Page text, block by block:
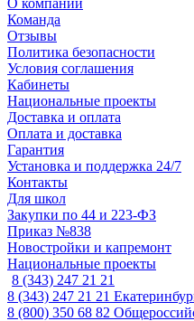
О компании
Команда
Отзывы
Политика безопасности
Условия соглашения
Кабинеты
Национальные проекты
Доставка и оплата
Оплата и доставка
Гарантия
Установка и поддержка 24/7
Контакты
Для школ
Закупки по 44 и 223-ФЗ
Приказ №838
Новостройки и капремонт
Национальные проекты
8 (343) 247 21 21
8 (343) 247 21 21
8 (800) 350 68 82